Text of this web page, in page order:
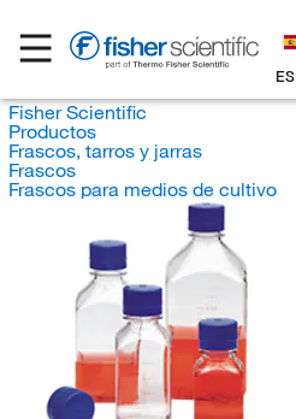
ES
Fisher Scientific
Productos
Frascos, tarros y jarras
Frascos
Frascos para medios de cultivo